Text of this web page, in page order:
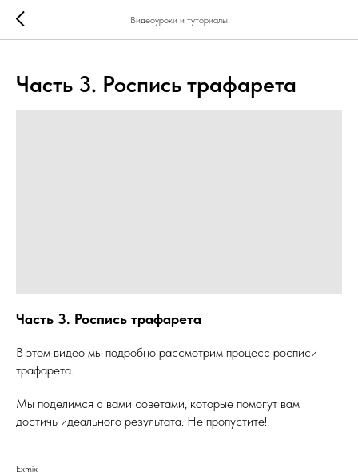
Видеоуроки и туториалы
Часть 3. Роспись трафарета
Часть 3. Роспись трафарета
В этом видео мы подробно рассмотрим процесс росписи
трафарета.
Мы поделимся с вами советами, которые помогут вам
достичь идеального результата. Не пропустите!.
Exmix